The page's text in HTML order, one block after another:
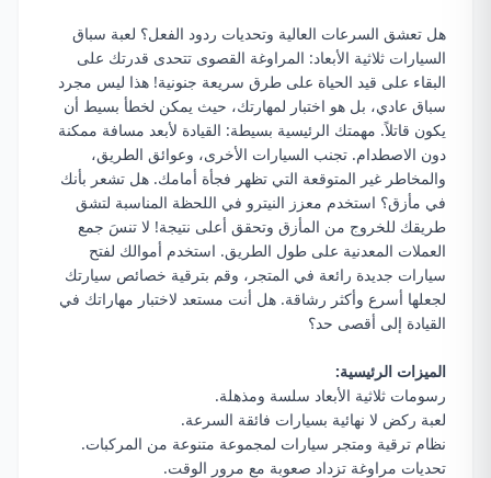
هل تعشق السرعات العالية وتحديات ردود الفعل؟ لعبة سباق
السيارات ثلاثية الأبعاد: المراوغة القصوى تتحدى قدرتك على
البقاء على قيد الحياة على طرق سريعة جنونية! هذا ليس مجرد
سباق عادي، بل هو اختبار لمهارتك، حيث يمكن لخطأ بسيط أن
يكون قاتلاً. مهمتك الرئيسية بسيطة: القيادة لأبعد مسافة ممكنة
دون الاصطدام. تجنب السيارات الأخرى، وعوائق الطريق،
والمخاطر غير المتوقعة التي تظهر فجأة أمامك. هل تشعر بأنك
في مأزق؟ استخدم معزز النيترو في اللحظة المناسبة لتشق
طريقك للخروج من المأزق وتحقق أعلى نتيجة! لا تنسَ جمع
العملات المعدنية على طول الطريق. استخدم أموالك لفتح
سيارات جديدة رائعة في المتجر، وقم بترقية خصائص سيارتك
لجعلها أسرع وأكثر رشاقة. هل أنت مستعد لاختبار مهاراتك في
القيادة إلى أقصى حد؟
الميزات الرئيسية:
رسومات ثلاثية الأبعاد سلسة ومذهلة.
لعبة ركض لا نهائية بسيارات فائقة السرعة.
نظام ترقية ومتجر سيارات لمجموعة متنوعة من المركبات.
تحديات مراوغة تزداد صعوبة مع مرور الوقت.